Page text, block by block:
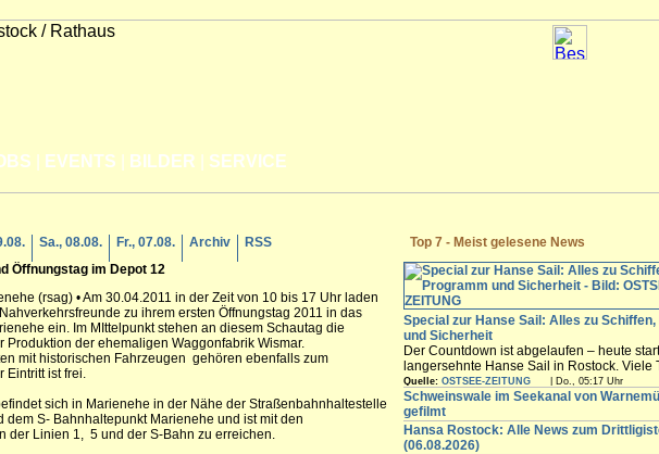
EVENTS BILDER SERVICE
Top 7 - Meist gelesene News
Special zur Hanse Sail: Alles zu
und Sicherheit
Der Countdown ist abgelaufen – heute
langersehnte Hanse Sail in Rostock. Viele
Besucher werden in den nächsten Tagen
freuen sich auf die maritimen Angebote in
Innenstadt,...
Quelle: OSTSEE-ZEITUNG | Do., 05:17 Uhr
Schweinswale im Seekanal von
gefilmt
Hansa Rostock: Alle News zum
(06.08.2026)
Sa., 08.08. Fr., 07.08. Archiv
RSS
Öffnungstag im Depot 12
(rsag) • Am 30.04.2011 in der Zeit von 10 bis 17 Uhr laden
zu ihrem ersten Öffnungstag 2011 in das
ein. Im MIttelpunkt stehen an diesem Schautag die
Produktion der ehemaligen Waggonfabrik Wismar.
mit historischen Fahrzeugen gehören ebenfalls zum
Eintritt ist frei.
sich in Marienehe in der Nähe der Straßenbahnhaltestelle
dem S- Bahnhaltepunkt Marienehe und ist mit den
der Linien 1, 5 und der S-Bahn zu erreichen.